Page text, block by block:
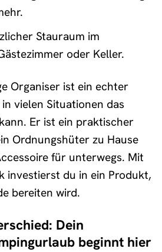
Stauraum im
oder Keller.
Organiser ist ein echter
vielen Situationen das
Er ist ein praktischer
Ordnungshüter zu Hause
für unterwegs. Mit
investierst du in ein Produkt,
bereiten wird.
Dein
beginnt hier